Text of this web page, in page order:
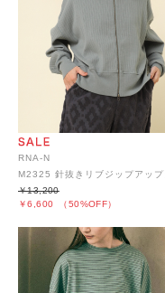
RNA-N
￥6,600 （50%OFF）
￥13,200